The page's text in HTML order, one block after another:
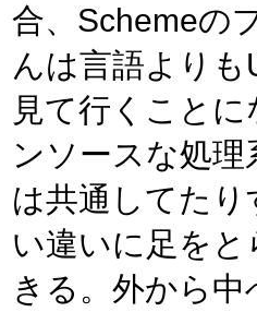
合、Schemeの
んは言語より
見て行くこと
ンソースな処
は共通してた
い違いに足を
きる。外から